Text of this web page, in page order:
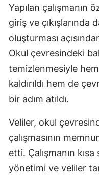
Yapılan çalışmanın
giriş ve
oluşturması
Okul çevresindeki
temizlenmesiyle
kaldırıldı hem de
bir adım atıldı.
Veliler, okul
çalışmasının
etti. Çalışmanın
yönetimi ve veliler